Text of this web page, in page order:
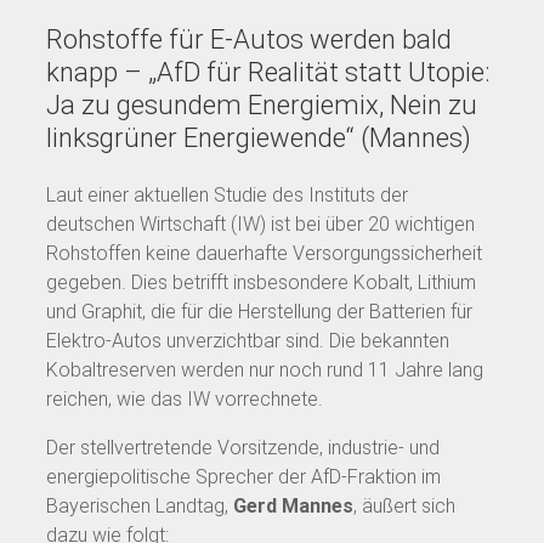
Rohstoffe für E-Autos werden bald
knapp – „AfD für Realität statt Utopie:
Ja zu gesundem Energiemix, Nein zu
linksgrüner Energiewende“ (Mannes)
Laut einer aktuellen Studie des Instituts der
deutschen Wirtschaft (IW) ist bei über 20 wichtigen
Rohstoffen keine dauerhafte Versorgungssicherheit
gegeben. Dies betrifft insbesondere Kobalt, Lithium
und Graphit, die für die Herstellung der Batterien für
Elektro-Autos unverzichtbar sind. Die bekannten
Kobaltreserven werden nur noch rund 11 Jahre lang
reichen, wie das IW vorrechnete.
Der stellvertretende Vorsitzende, industrie- und
energiepolitische Sprecher der AfD-Fraktion im
Bayerischen Landtag, Gerd Mannes, äußert sich
dazu wie folgt: